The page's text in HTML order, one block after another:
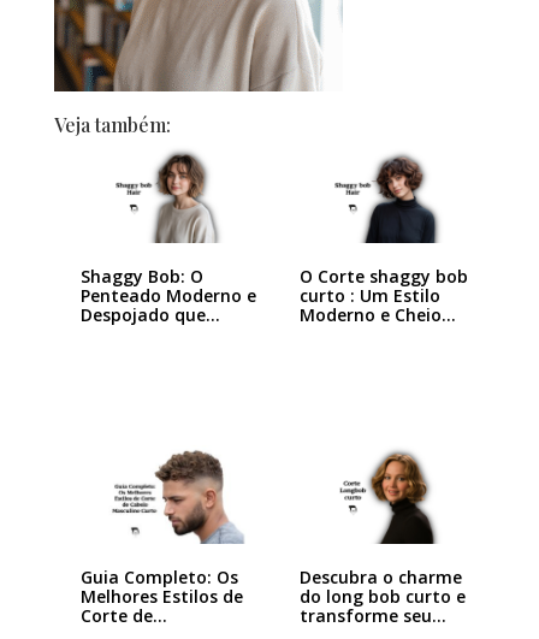
Veja também:
Shaggy Bob: O
Penteado Moderno e
Despojado que
O Corte shaggy bob
curto : Um Estilo
Moderno e Cheio…
Guia Completo: Os
Melhores Estilos de
Corte de…
Descubra o charme
do long bob curto e
transforme seu…